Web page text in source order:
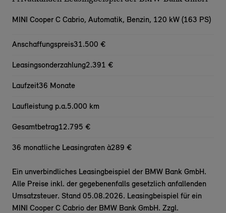
MINI Cooper C Cabrio, Automatik, Benzin, 120 kW (163 PS)
Anschaffungspreis31.500 €
Leasingsonderzahlung2.391 €
Laufzeit36 Monate
Laufleistung p.a.5.000 km
Gesamtbetrag12.795 €
36 monatliche Leasingraten à289 €
Ein unverbindliches Leasingbeispiel der BMW Bank GmbH.
Alle Preise inkl. der gegebenenfalls gesetzlich anfallenden
Umsatzsteuer. Stand 05.08.2026. Leasingbeispiel für ein
MINI Cooper C Cabrio der BMW Bank GmbH. Zzgl.